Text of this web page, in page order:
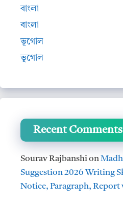
বাংলা
বাংলা
ভূগোল
ভূগোল
Recent Comments
Sourav Rajbanshion
Suggestion 2026 Writing
Notice, Paragraph, Report